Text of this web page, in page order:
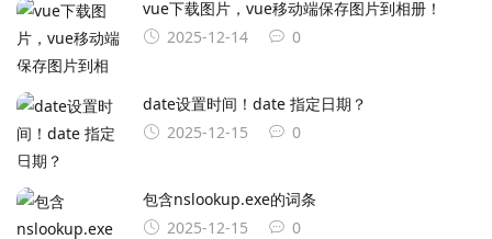
vue下载图片，vue移动端保存图片到相册！
2025-12-14
0
date设置时间！date 指定日期？
2025-12-15
0
包含nslookup.exe的词条
2025-12-15
0